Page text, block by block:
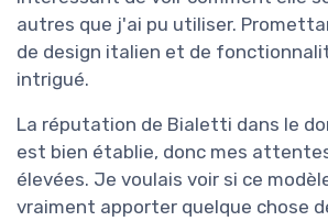
autres que j'ai pu utiliser.
de design italien et de
intrigué.
La réputation de Bialetti dans le
est bien établie, donc mes
élevées. Je voulais voir si ce
vraiment apporter quelque chose